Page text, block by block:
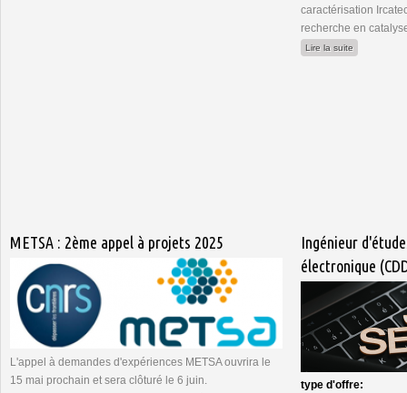
caractérisation
recherche en
Lire la suite
METSA : 2ème appel à projets 2025
L'appel à demandes d'expériences METSA ouvrira le
15 mai prochain et sera clôturé le 6 juin.
Ingénieur
électronique
type d'offre: